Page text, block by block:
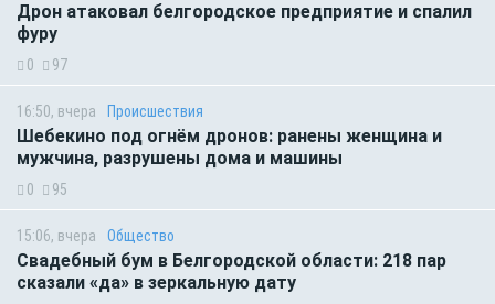
Дрон атаковал белгородское предприятие и спалил
фуру
0 97
16:50, вчера Происшествия
Шебекино под огнём дронов: ранены женщина и
мужчина, разрушены дома и машины
0 95
15:06, вчера Общество
Свадебный бум в Белгородской области: 218 пар
сказали «да» в зеркальную дату